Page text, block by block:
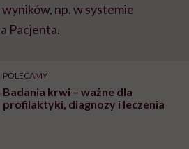
np. w systemie
Pacjenta.
POLECAMY
Badania krwi – ważne dla
profilaktyki, diagnozy i leczenia